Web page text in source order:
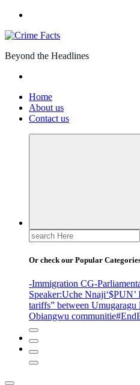
Beyond the Headlines
Home
About us
Contact us
Or check our Popular
-Immigration CG-
Speaker:Uche Nnaji‘$PUN’
tariffs” between
Obiangwu communitie